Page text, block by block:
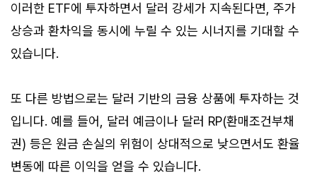
이러한 ETF에 투자하면서 달러 강세가 지속된다면, 주가
상승과 환차익을 동시에 누릴 수 있는 시너지를 기대할 수
있습니다.
또 다른 방법으로는 달러 기반의 금융 상품에 투자하는 것
입니다. 예를 들어, 달러 예금이나 달러 RP(환매조건부채
권) 등은 원금 손실의 위험이 상대적으로 낮으면서도 환율
변동에 따른 이익을 얻을 수 있습니다.